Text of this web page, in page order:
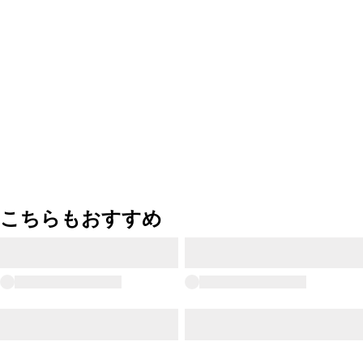
こちらもおすすめ